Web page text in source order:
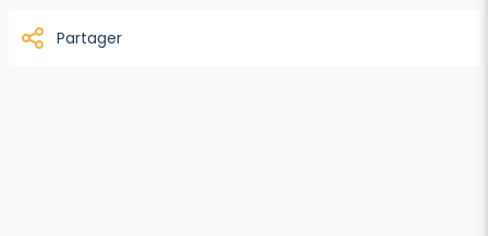
Partager